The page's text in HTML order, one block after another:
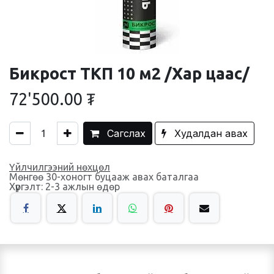
Бикрост ТКП 10 м2 /Хар цаас/
72'500.00 ₮
Сагслах Худалдан авах
Үйлчилгээний нөхцөл
Мөнгөө 30-хоногт буцааж авах баталгаа
Хүргэлт: 2-3 ажлын өдөр